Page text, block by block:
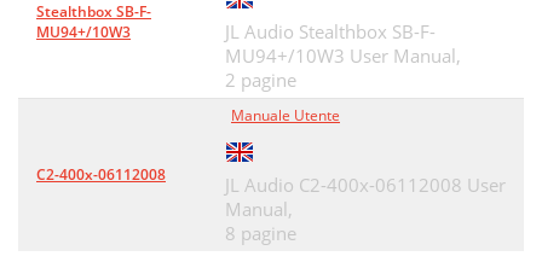
Stealthbox SB-F-
MU94+/10W3
JL Audio Stealthbox SB-F-
MU94+/10W3 User Manual,
2 pagine
C2-400x-06112008
Manuale Utente
JL Audio C2-400x-06112008 User
Manual,
8 pagine